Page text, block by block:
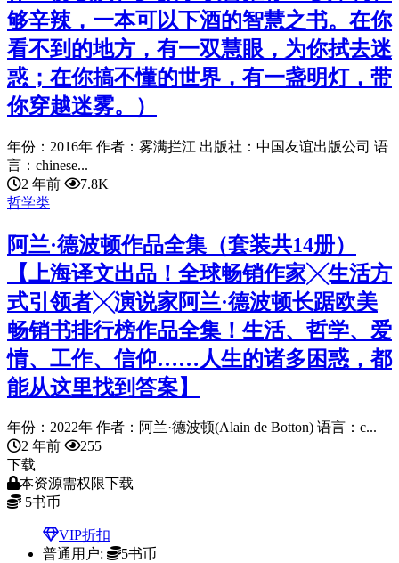
够辛辣，一本可以下酒的智慧之书。在你
看不到的地方，有一双慧眼，为你拭去迷
惑；在你搞不懂的世界，有一盏明灯，带
你穿越迷雾。）
年份：2016年 作者：雾满拦江 出版社：中国友谊出版公司 语
言：chinese...
2 年前
7.8K
哲学类
阿兰·德波顿作品全集（套装共14册）
【上海译文出品！全球畅销作家╳生活方
式引领者╳演说家阿兰·德波顿长踞欧美
畅销书排行榜作品全集！生活、哲学、爱
情、工作、信仰……人生的诸多困惑，都
能从这里找到答案】
年份：2022年 作者：阿兰·德波顿(Alain de Botton) 语言：c...
2 年前
255
下载
本资源需权限下载
5书币
VIP折扣
普通用户:
5书币